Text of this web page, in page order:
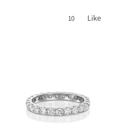
Like
10